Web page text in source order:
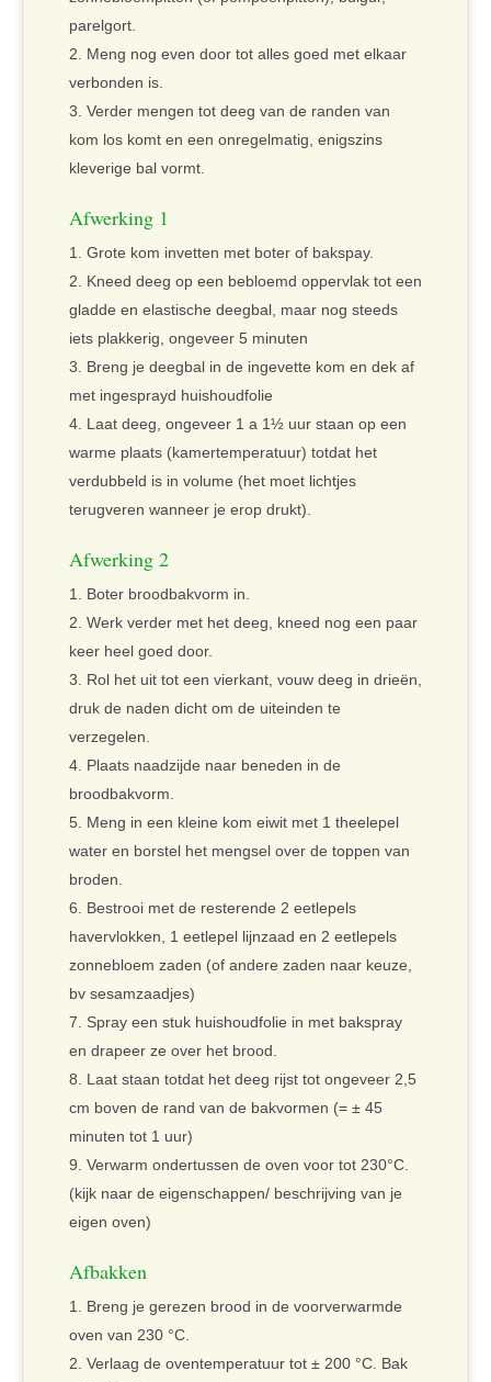
parelgort.
Meng nog even door tot alles goed met elkaar
verbonden is.
Verder mengen tot deeg van de randen van
kom los komt en een onregelmatig, enigszins
kleverige bal vormt.
Afwerking 1
Grote kom invetten met boter of bakspay.
Kneed deeg op een bebloemd oppervlak tot een
gladde en elastische deegbal, maar nog steeds
iets plakkerig, ongeveer 5 minuten
Breng je deegbal in de ingevette kom en dek af
met ingesprayd huishoudfolie
Laat deeg, ongeveer 1 a 1½ uur staan op een
warme plaats (kamertemperatuur) totdat het
verdubbeld is in volume (het moet lichtjes
terugveren wanneer je erop drukt).
Afwerking 2
Boter broodbakvorm in.
Werk verder met het deeg, kneed nog een paar
keer heel goed door.
Rol het uit tot een vierkant, vouw deeg in drieën,
druk de naden dicht om de uiteinden te
verzegelen.
Plaats naadzijde naar beneden in de
broodbakvorm.
Meng in een kleine kom eiwit met 1 theelepel
water en borstel het mengsel over de toppen van
broden.
Bestrooi met de resterende 2 eetlepels
havervlokken, 1 eetlepel lijnzaad en 2 eetlepels
zonnebloem zaden (of andere zaden naar keuze,
bv sesamzaadjes)
Spray een stuk huishoudfolie in met bakspray
en drapeer ze over het brood.
Laat staan totdat het deeg rijst tot ongeveer 2,5
cm boven de rand van de bakvormen (= ± 45
minuten tot 1 uur)
Verwarm ondertussen de oven voor tot 230°C.
(kijk naar de eigenschappen/ beschrijving van je
eigen oven)
Afbakken
Breng je gerezen brood in de voorverwarmde
oven van 230 °C.
Verlaag de oventemperatuur tot ± 200 °C. Bak